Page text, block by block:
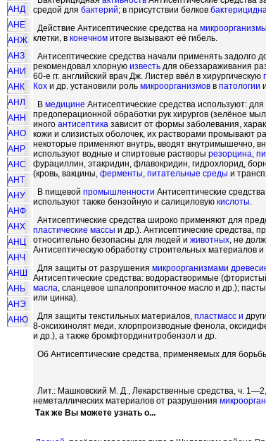
АНД
АНЕ
АНЖ
АНЗ
АНИ
АНК
АНЛ
АНН
АНО
АНР
АНС
АНТ
АНУ
АНФ
АНХ
АНЦ
АНЧ
АНШ
АНЬ
АНЭ
АНЮ
средой для бактерий; в присутствии белков
Действие Антисептические средства на микроорганизмы
клетки, в конечном итоге вызывают её гибель.
Антисептические средства начали применять задолго
рекомендовал хлорную известь для обеззараживания
60-е гг. английский врач Дж. Листер ввёл в хирургическую
Кох и др. установили роль микроорганизмов в патологии
В медицине Антисептические средства используют: для
предоперационной обработки рук хирургов (зелёное
иного антисептика зависит от формы заболевания,
кожи и слизистых оболочек, их растворами
некоторые применяют внутрь, вводят внутримышечно,
используют водные и спиртовые растворы резорцина,
фурациллин, этакридин, флавокридин, гидрохлорид,
(кровь, вакцины, ферменты, питательные среды и
В пищевой промышленности Антисептические
используют также бензойную и салициловую кислоты.
Антисептические средства широко применяют для
пластические массы и др.). Антисептические средства,
относительно безопасны для людей и животных, не
Антисептическую обработку строительных материалов
Для защиты от разрушения микроорганизмами
Антисептические средства: водорастворимые
масла, сланцевое шпалопропиточное масло и др.);
или цинка).
Для защиты текстильных материалов, пластмасс и
8-оксихинолят меди, хлорпроизводные фенола,
и др.), а также бромфтординитробензол и др.
Об Антисептические средства, применяемых для
Лит.: Машковский М. Д., Лекарственные средства, ч.
неметаллических материалов от разрушения
Так же Вы можете узнать о...